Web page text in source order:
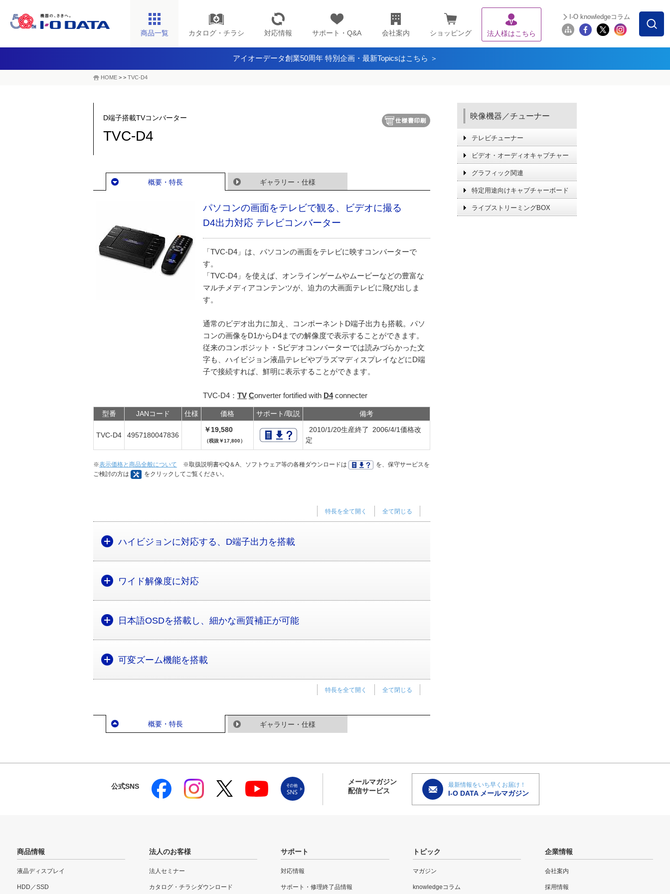
商品一覧 カタログ・チラシ 対応情報 サポート・Q&A 会社案内 ショッピング 法人様はこちら
I-O knowledgeコラム
アイオーデータ創業50周年 特別企画・最新Topicsはこちら ＞
HOME > > TVC-D4
D端子搭載TVコンバーター
TVC-D4
概要・特長 ギャラリー・仕様
パソコンの画面をテレビで観る、ビデオに撮る
D4出力対応 テレビコンバーター
「TVC-D4」は、パソコンの画面をテレビに映すコンバーターで
す。
「TVC-D4」を使えば、オンラインゲームやムービーなどの豊富な
マルチメディアコンテンツが、迫力の大画面テレビに飛び出しま
す。
通常のビデオ出力に加え、コンポーネントD端子出力も搭載。パソ
コンの画像をD1からD4までの解像度で表示することができます。
従来のコンポジット・Sビデオコンバーターでは読みづらかった文
字も、ハイビジョン液晶テレビやプラズマディスプレイなどにD端
子で接続すれば、鮮明に表示することができます。
TVC-D4： TV Converter fortified with D4connecter
型番 JANコード 仕様 価格 サポート/取説 備考
TVC-D4 4957180047836
￥19,580
（税抜￥17,800）
2010/1/20生産終了 2006/4/1価格改
定
※表示価格と商品全般について ※取扱説明書やQ＆A、ソフトウェア等の各種ダウンロードは
を、保守サービスを
ご検討の方は
をクリックしてご覧ください。
全て閉じる
特長を全て開く
ハイビジョンに対応する、D端子出力を搭載
ワイド解像度に対応
日本語OSDを搭載し、細かな画質補正が可能
可変ズーム機能を搭載
全て閉じる
特長を全て開く
概要・特長 ギャラリー・仕様
映像機器／チューナー
テレビチューナー
ビデオ・オーディオキャプチャー
グラフィック関連
特定用途向けキャプチャーボード
ライブストリーミングBOX
公式SNS
メールマガジン
配信サービス
最新情報をいち早くお届け！
I-O DATA メールマガジン
商品情報
液晶ディスプレイ
HDD／SSD
法人のお客様
法人セミナー
カタログ・チラシダウンロード
サポート
対応情報
サポート・修理終了品情報
トピック
マガジン
knowledgeコラム
企業情報
会社案内
採用情報